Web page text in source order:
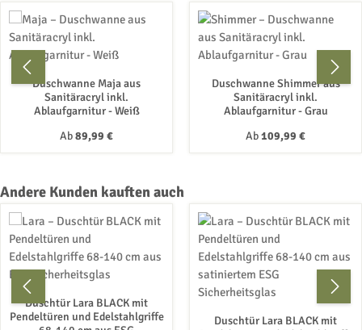
Duschwanne Maja aus
Sanitäracryl inkl.
Ablaufgarnitur - Weiß
Regulärer Preis:
Ab89,99 €
Duschwanne Shimmer aus
Sanitäracryl inkl.
Ablaufgarnitur - Grau
Regulärer Preis:
Ab109,99 €
Produktgalerie überspringen
Andere Kunden kauften auch
Duschtür Lara BLACK mit
Pendeltüren und Edelstahlgriffe
Duschtür Lara BLACK mit